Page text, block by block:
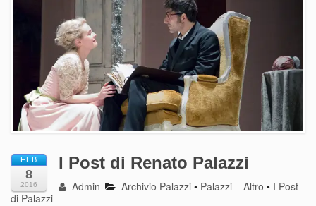
FEB
8
2016
I Post di Renato Palazzi
Admin Archivio Palazzi • Palazzi – Altro • I Post
di Palazzi